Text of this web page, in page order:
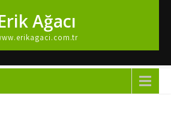
Ağacı